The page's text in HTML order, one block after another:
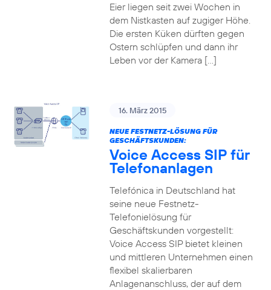
Eier liegen seit zwei Wochen in
dem Nistkasten auf zugiger Höhe.
Die ersten Küken dürften gegen
Ostern schlüpfen und dann ihr
Leben vor der Kamera […]
16. März 2015
NEUE FESTNETZ-LÖSUNG FÜR
GESCHÄFTSKUNDEN:
Voice Access SIP für
Telefonanlagen
Telefónica in Deutschland hat
seine neue Festnetz-
Telefonielösung für
Geschäftskunden vorgestellt:
Voice Access SIP bietet kleinen
und mittleren Unternehmen einen
flexibel skalierbaren
Anlagenanschluss, der auf dem